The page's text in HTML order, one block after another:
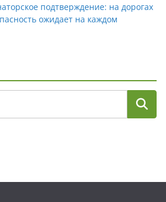
подтверждение: на дорогах
ожидает на каждом